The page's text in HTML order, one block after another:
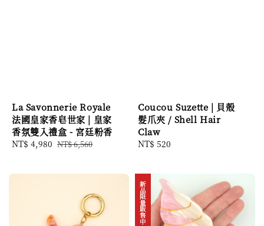
La Savonnerie Royale
法國皇家香皂世家 | 皇家
香氛雙入禮盒 - 宮廷粉香
Sale
NT$ 4,980 Regular
NT$ 6,560
Coucou Suzette | 貝殼
髮爪夾 / Shell Hair
Claw
Regular
NT$ 520
新品限量販售中